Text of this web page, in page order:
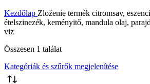
Kezdőlap Zloženie termék citromsav,
ételszinezék, keményitő, mandula olaj,
viz
Összesen 1 találat
Kategóriák és szűrők megjelenítése